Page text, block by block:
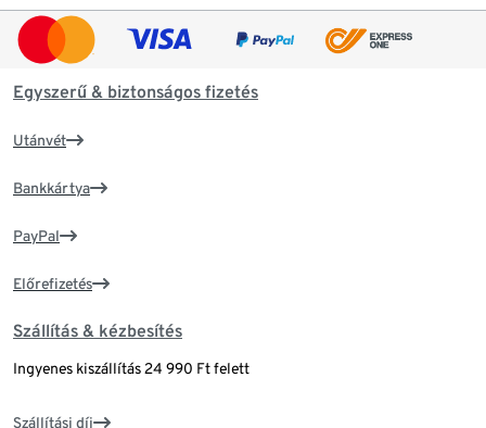
Egyszerű & biztonságos fizetés
Utánvét
Bankkártya
PayPal
Előrefizetés
Szállítás & kézbesítés
Ingyenes kiszállítás 24 990 Ft felett
Szállítási díj